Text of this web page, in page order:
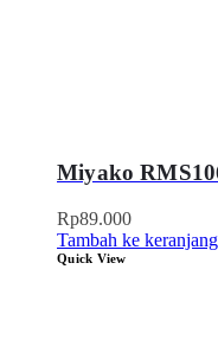
Miyako
Rp89.000
Tambah ke keranjang
Quick View